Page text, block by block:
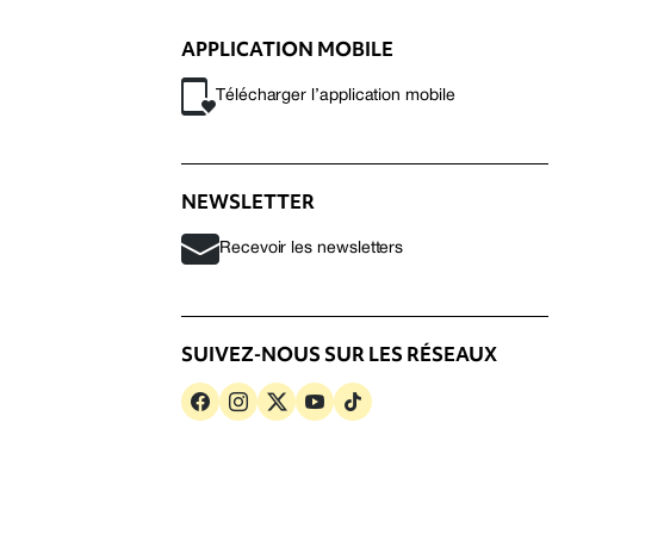
APPLICATION MOBILE
Télécharger l’application mobile
NEWSLETTER
Recevoir les newsletters
SUIVEZ-NOUS SUR LES RÉSEAUX